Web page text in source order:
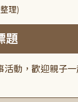
理)
題
活動，歡迎親子